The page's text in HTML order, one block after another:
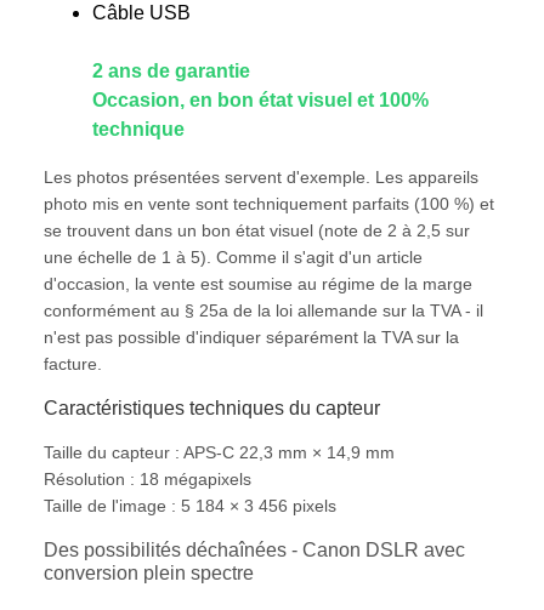
Câble USB
2 ans de garantie
Occasion, en bon état visuel et 100%
technique
Les photos présentées servent d'exemple. Les appareils
photo mis en vente sont techniquement parfaits (100 %) et
se trouvent dans un bon état visuel (note de 2 à 2,5 sur
une échelle de 1 à 5). Comme il s'agit d'un article
d'occasion, la vente est soumise au régime de la marge
conformément au § 25a de la loi allemande sur la TVA - il
n'est pas possible d'indiquer séparément la TVA sur la
facture.
Caractéristiques techniques du capteur
Taille du capteur : APS-C 22,3 mm × 14,9 mm
Résolution : 18 mégapixels
Taille de l'image : 5 184 × 3 456 pixels
Des possibilités déchaînées - Canon DSLR avec
conversion plein spectre